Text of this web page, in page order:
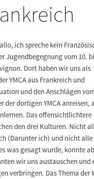
ich spreche kein
Jugendbegegnung vom 10.
Dort haben wir uns als
YMCA aus Frankreich und
und den Anschlägen
dortigen YMCA anreisen,
Das offensichtlichtere
den drei Kulturen. Nicht
(Darunter ich) und nicht alle
was gesagt wurde, konnte
wir uns austauschen und
verbringen. Das Thema der